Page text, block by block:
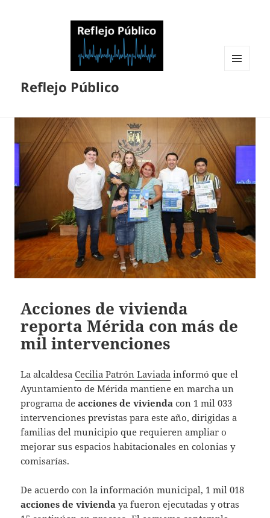
Reflejo Público
Acciones de vivienda
reporta Mérida con más de
mil intervenciones
La alcaldesaCecilia Patrón Laviada informó que el
Ayuntamiento de Mérida mantiene en marcha un
programa deacciones de vivienda con 1 mil 033
intervenciones previstas para este año, dirigidas a
familias del municipio que requieren ampliar o
mejorar sus espacios habitacionales en colonias y
comisarías.
De acuerdo con la información municipal, 1 mil 018
acciones de vivienda ya fueron ejecutadas y otras